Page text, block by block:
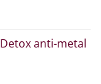
anti-metal